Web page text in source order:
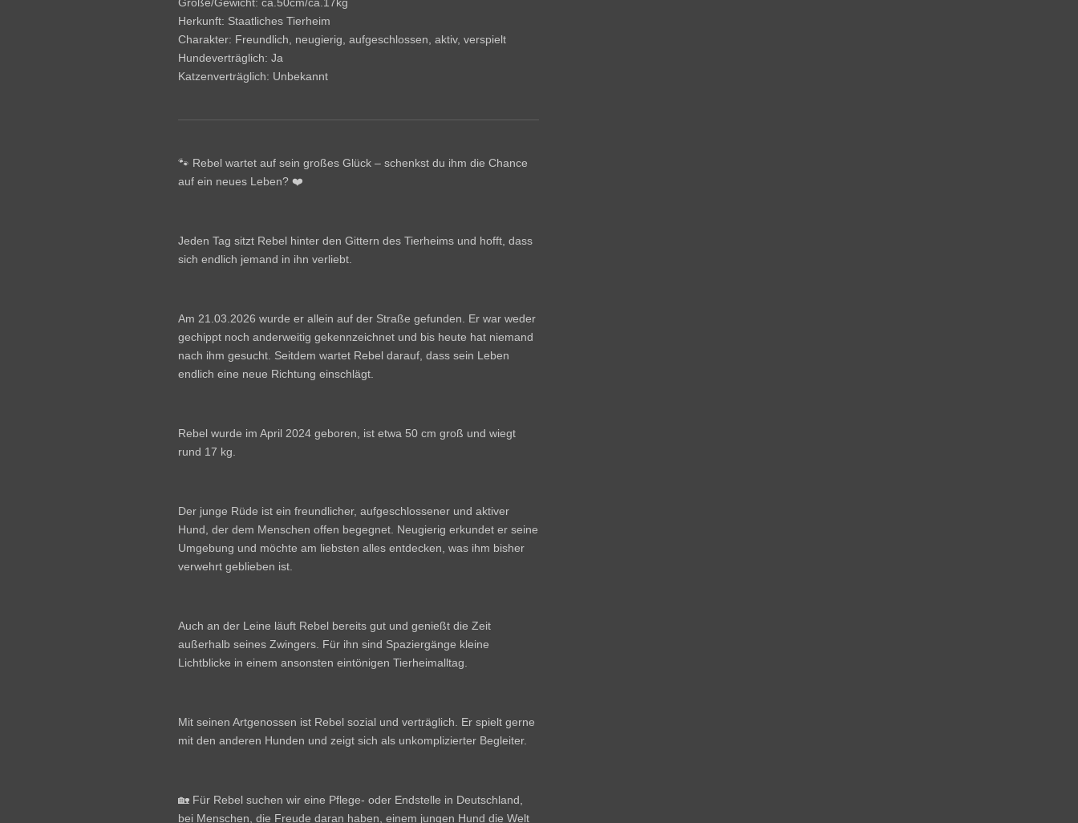
Herkunft: Staatliches Tierheim
Charakter: Freundlich, neugierig, aufgeschlossen, aktiv, verspielt
Hundeverträglich: Ja
Katzenverträglich: Unbekannt
🐾 Rebel wartet auf sein großes Glück – schenkst du ihm die Chance
auf ein neues Leben? ❤️
Jeden Tag sitzt Rebel hinter den Gittern des Tierheims und hofft, dass
sich endlich jemand in ihn verliebt.
Am 21.03.2026 wurde er allein auf der Straße gefunden. Er war weder
gechippt noch anderweitig gekennzeichnet und bis heute hat niemand
nach ihm gesucht. Seitdem wartet Rebel darauf, dass sein Leben
endlich eine neue Richtung einschlägt.
Rebel wurde im April 2024 geboren, ist etwa 50 cm groß und wiegt
rund 17 kg.
Der junge Rüde ist ein freundlicher, aufgeschlossener und aktiver
Hund, der dem Menschen offen begegnet. Neugierig erkundet er seine
Umgebung und möchte am liebsten alles entdecken, was ihm bisher
verwehrt geblieben ist.
Auch an der Leine läuft Rebel bereits gut und genießt die Zeit
außerhalb seines Zwingers. Für ihn sind Spaziergänge kleine
Lichtblicke in einem ansonsten eintönigen Tierheimalltag.
Mit seinen Artgenossen ist Rebel sozial und verträglich. Er spielt gerne
mit den anderen Hunden und zeigt sich als unkomplizierter Begleiter.
🏡 Für Rebel suchen wir eine Pflege- oder Endstelle in Deutschland,
bei Menschen, die Freude daran haben, einem jungen Hund die Welt